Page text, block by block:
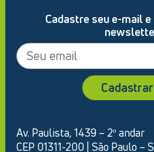
Cadastre seu e-mail
Av. Paulista, 1439 – 2º andar
CEP 01311-200 | São Paulo –